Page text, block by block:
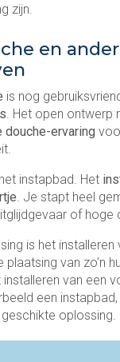
zijn.
en
is nog
. Het open
ervaring
instapbad. Het
. Je stapt heel
of hoge
is het installeren
plaatsing van zo’n
installeren van een
een
oplossing.